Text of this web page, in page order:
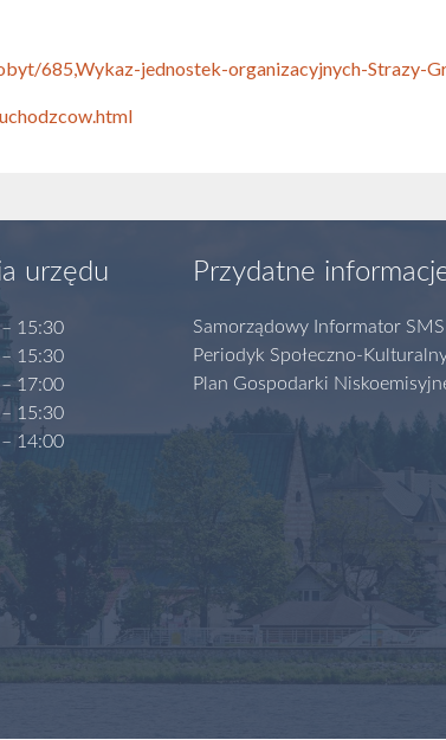
685,Wykaz-jednostek-organizacyjnych-Strazy-
urzędu
15:30
15:30
17:00
15:30
14:00
Przydatne
Samorządowy Informator SMS
Periodyk Społeczno-
Plan Gospodarki